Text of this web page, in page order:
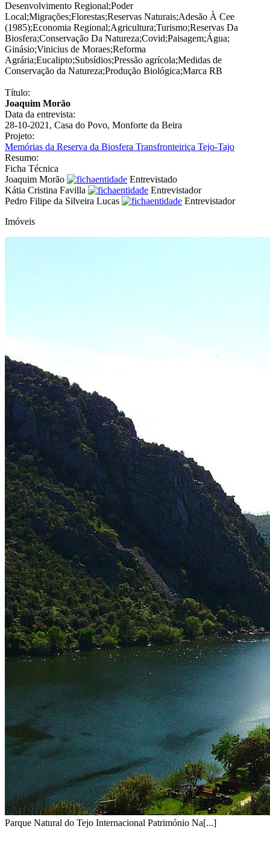
Desenvolvimento Regional;Poder
Local;Migrações;Florestas;Reservas Naturais;Adesão À Cee
(1985);Economia Regional;Agricultura;Turismo;Reservas Da
Biosfera;Conservação Da Natureza;Covid;Paisagem;Água;
Ginásio;Vinicius de Moraes;Reforma
Agrária;Eucalipto;Subsídios;Pressão agrícola;Medidas de
Conservação da Natureza;Produção Biológica;Marca RB
Título:
Joaquim Morão
Data da entrevista:
28-10-2021, Casa do Povo, Monforte da Beira
Projeto:
Memórias da Reserva da Biosfera Transfronteiriça Tejo-Tajo
Resumo:
Ficha Técnica
Joaquim Morão
Entrevistado
Kátia Cristina Favilla
Entrevistador
Pedro Filipe da Silveira Lucas
Entrevistador
Imóveis
Parque Natural do Tejo Internacional Património Na[...]